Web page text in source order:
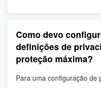
Como devo
definições de
proteção máxima?
Para uma configuração de